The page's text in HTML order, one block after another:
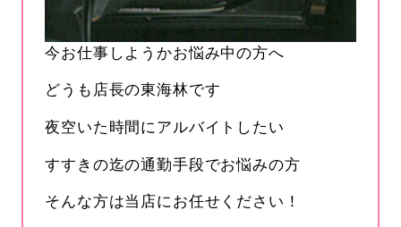
今お仕事しようかお悩み中の方へ
どうも店長の東海林です
夜空いた時間にアルバイトしたい
すすきの迄の通勤手段でお悩みの方
そんな方は当店にお任せください！